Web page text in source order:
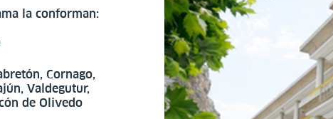
la conforman:
Cornago,
Valdegutur,
de Olivedo